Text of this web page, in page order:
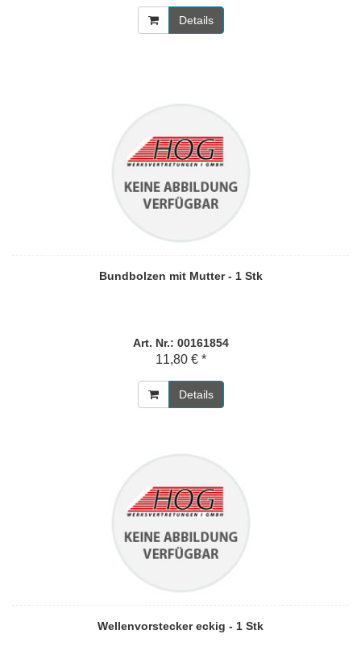
Details
Bundbolzen mit Mutter - 1 Stk
Art. Nr.: 00161854
11,80 € *
Details
Wellenvorstecker eckig - 1 Stk